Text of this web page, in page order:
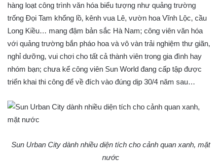
hàng loạt công trình văn hóa biểu tượng như quảng trường
trống Đọi Tam khổng lồ, kênh vua Lê, vườn hoa Vĩnh Lộc, cầu
Long Kiều… mang đậm bản sắc Hà Nam; công viên văn hóa
với quảng trường bắn pháo hoa và vô vàn trải nghiệm thư giãn,
nghỉ dưỡng, vui chơi cho tất cả thành viên trong gia đình hay
nhóm bạn; chưa kể công viên Sun World đang cấp tập được
triển khai thi công để về đích vào đúng dịp 30/4 năm sau…
Sun Urban City dành nhiều diện tích cho cảnh quan xanh, mặt
nước